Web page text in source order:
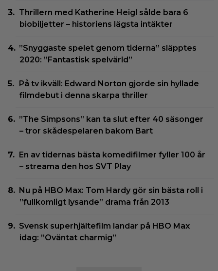
Thrillern med Katherine Heigl sålde bara 6
biobiljetter – historiens lägsta intäkter
”Snyggaste spelet genom tiderna” släpptes
2020: ”Fantastisk spelvärld”
På tv ikväll: Edward Norton gjorde sin hyllade
filmdebut i denna skarpa thriller
”The Simpsons” kan ta slut efter 40 säsonger
– tror skådespelaren bakom Bart
En av tidernas bästa komedifilmer fyller 100 år
– streama den hos SVT Play
Nu på HBO Max: Tom Hardy gör sin bästa roll i
”fullkomligt lysande” drama från 2013
Svensk superhjältefilm landar på HBO Max
idag: ”Oväntat charmig”